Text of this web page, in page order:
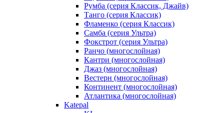
Румба (серия Классик, Джайв)
Танго (серия Классик)
Фламенко (серия Классик)
Самба (серия Ультра)
Фокстрот (серия Ультра)
Ранчо (многослойная)
Кантри (многослойная)
Джаз (многослойная)
Вестерн (многослойная)
Континент (многослойная)
Атлантика (многослойная)
Katepal